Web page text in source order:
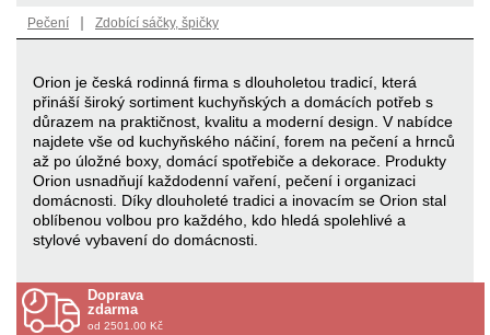
Pečení | Zdobící sáčky, špičky
Orion je česká rodinná firma s dlouholetou tradicí, která
přináší široký sortiment kuchyňských a domácích potřeb s
důrazem na praktičnost, kvalitu a moderní design. V nabídce
najdete vše od kuchyňského náčiní, forem na pečení a hrnců
až po úložné boxy, domácí spotřebiče a dekorace. Produkty
Orion usnadňují každodenní vaření, pečení i organizaci
domácnosti. Díky dlouholeté tradici a inovacím se Orion stal
oblíbenou volbou pro každého, kdo hledá spolehlivé a
stylové vybavení do domácnosti.
Doprava
zdarma
od 2501.00 Kč